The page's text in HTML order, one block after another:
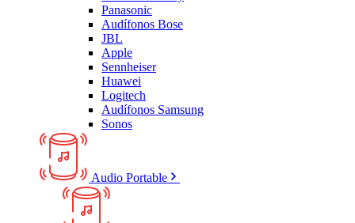
Panasonic
Audífonos Bose
JBL
Apple
Sennheiser
Huawei
Logitech
Audífonos Samsung
Sonos
Audio Portable